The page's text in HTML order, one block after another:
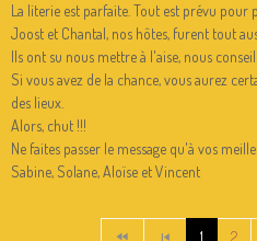
La literie est parfaite. Tout est prévu pour
Joost et Chantal, nos hôtes, furent tout
Ils ont su nous mettre à l'aise, nous
Si vous avez de la chance, vous aurez
des lieux.
Alors, chut !!!
Ne faites passer le message qu'à vos
Sabine, Solane, Aloïse et Vincent
1 2